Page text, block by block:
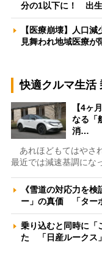
分の1以下に！ 出
【医療崩壊】人口
見舞われ地域医療
快適クルマ生活
【4ヶ
なる「
消…
あれほどもてはやさ
最近では減速基調にな
《雪道の対応力を
ー」の真価 「ター
乗り込むと同時に「
た 「日産ルークス